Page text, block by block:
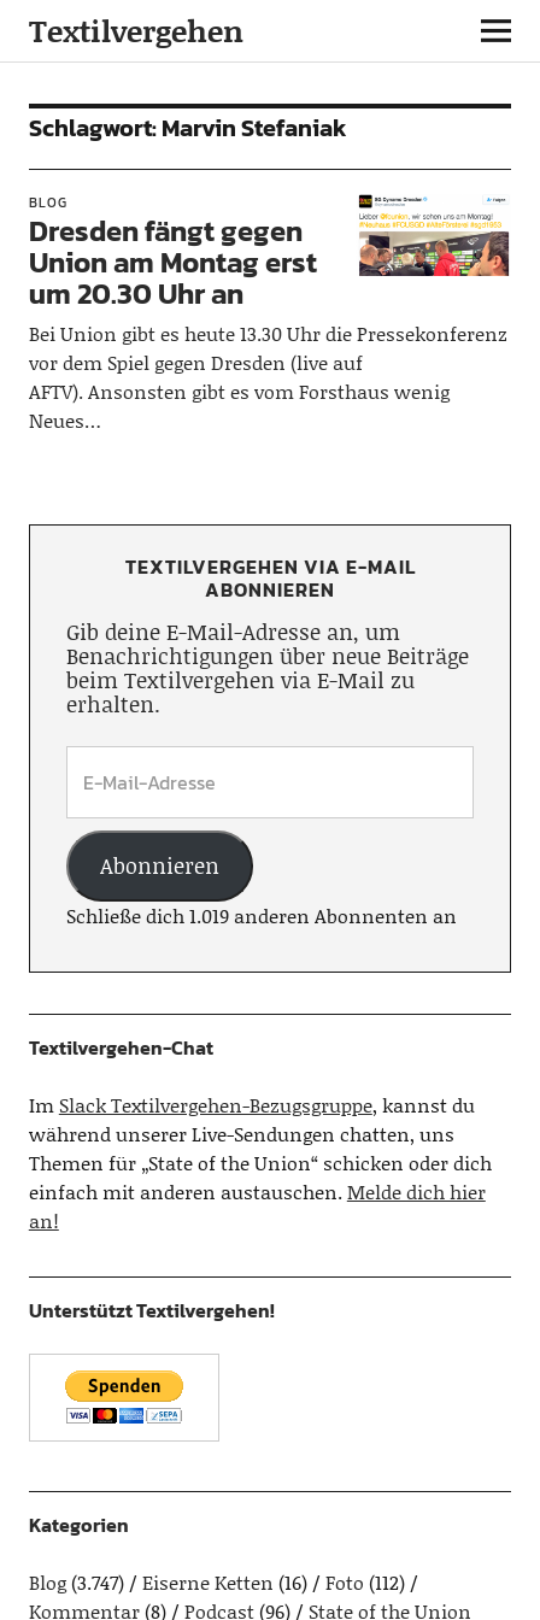
Textilvergehen
Schlagwort:Marvin Stefaniak
BLOG
Dresden fängt gegen
Union am Montag erst
um 20.30 Uhr an
Bei Union gibt es heute 13.30 Uhr die Pressekonferenz
vor dem Spiel gegen Dresden (live auf
AFTV). Ansonsten gibt es vom Forsthaus wenig
Neues…
TEXTILVERGEHEN VIA E-MAIL
ABONNIEREN
Gib deine E-Mail-Adresse an, um
Benachrichtigungen über neue Beiträge
beim Textilvergehen via E-Mail zu
erhalten.
Abonnieren
Schließe dich 1.019 anderen Abonnenten an
Textilvergehen-Chat
Im Slack Textilvergehen-Bezugsgruppe, kannst du
während unserer Live-Sendungen chatten, uns
Themen für „State of the Union“ schicken oder dich
einfach mit anderen austauschen.Melde dich hier
an!
Unterstützt Textilvergehen!
Kategorien
Blog(3.747) Eiserne Ketten (16) Foto (112)
Kommentar(8) Podcast(96) State of the Union